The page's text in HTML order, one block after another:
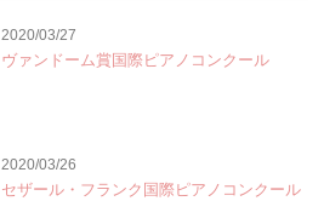
2020/03/27
ヴァンドーム賞国際ピアノコンクール
2020/03/26
セザール・フランク国際ピアノコンクール